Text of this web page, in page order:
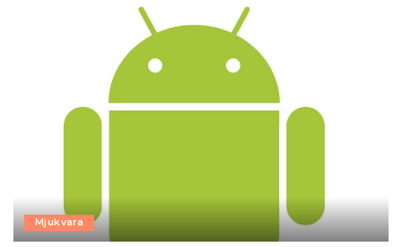
Mjukvara